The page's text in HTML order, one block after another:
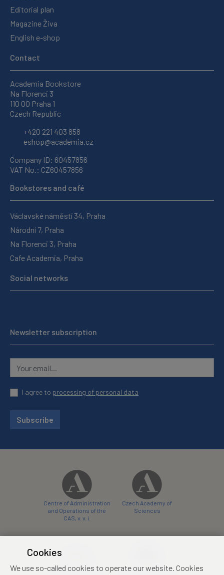
Editorial plan
Magazine Živa
English e-shop
Contact
Academia Bookstore
Na Florenci 3
110 00 Praha 1
Czech Republic
+420 221 403 858
eshop@academia.cz
Company ID: 60457856
VAT No.: CZ60457856
Bookstores and café
Václavské náměstí 34, Praha
Národní 7, Praha
Na Florenci 3, Praha
Cafe Academia, Praha
Social networks
Newsletter subscription
I agree to processing of personal data
Subscribe
Centre of Administration
and Operations of the
CAS, v. v. i.
Czech Academy of
Sciences
Cookies
We use so-called cookies to operate our website. Cookies